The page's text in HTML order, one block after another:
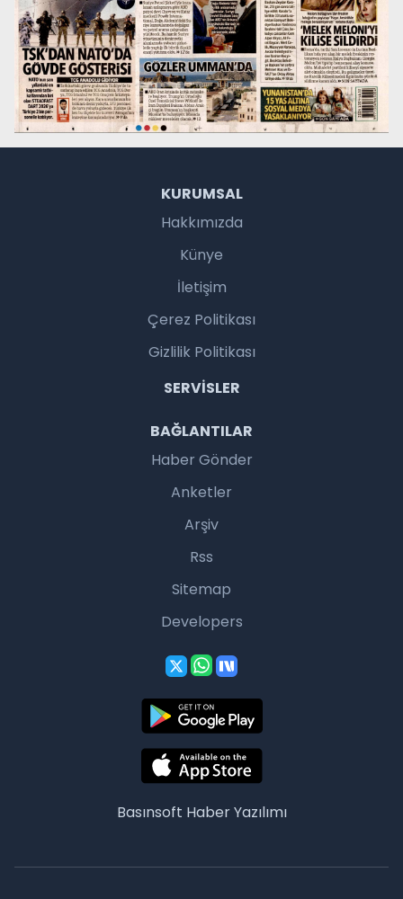
KURUMSAL
Hakkımızda
Künye
İletişim
Çerez Politikası
Gizlilik Politikası
SERVISLER
BAĞLANTILAR
Haber Gönder
Anketler
Arşiv
Rss
Sitemap
Developers
Basınsoft Haber Yazılımı